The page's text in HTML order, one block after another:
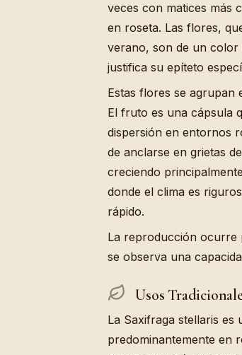
veces con matices más
en roseta. Las flores,
verano, son de un
justifica su epíteto
Estas flores se agrupan
El fruto es una cápsula
dispersión en entornos
de anclarse en grietas
creciendo
donde el clima es
rápido.
La reproducción ocurre
se observa una
Usos
La Saxifraga stellaris es
predominantemente en